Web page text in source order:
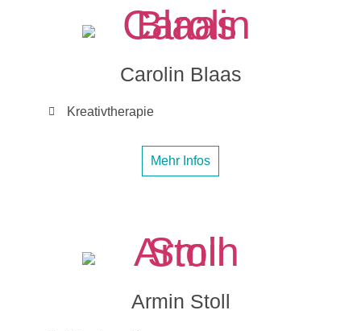
Carolin Blaas
Kreativtherapie
Mehr Infos
Armin Stoll